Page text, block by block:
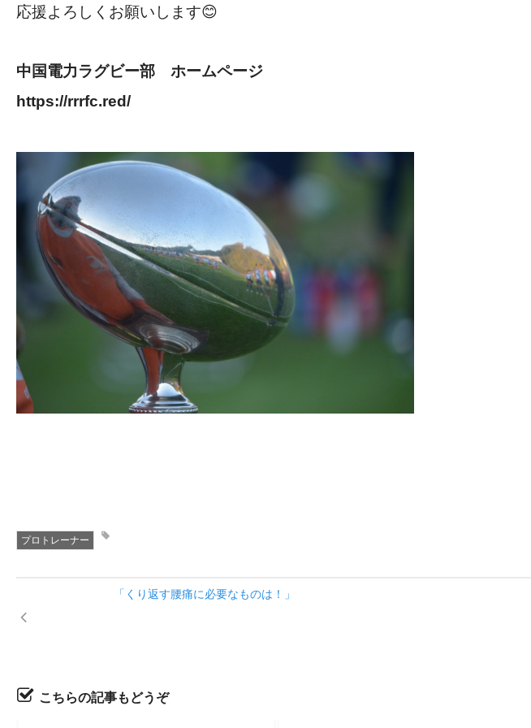
応援よろしくお願いします😊
中国電力ラグビー部 ホームページ
https://rrrfc.red/
プロトレーナー
「くり返す腰痛に必要なものは！」
こちらの記事もどうぞ